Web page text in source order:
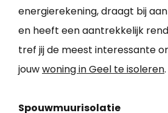
energierekening, draagt bij
en heeft een aantrekkelijk
tref jij de meest interessante
jouwwoning in Geel te isoleren.
Spouwmuurisolatie